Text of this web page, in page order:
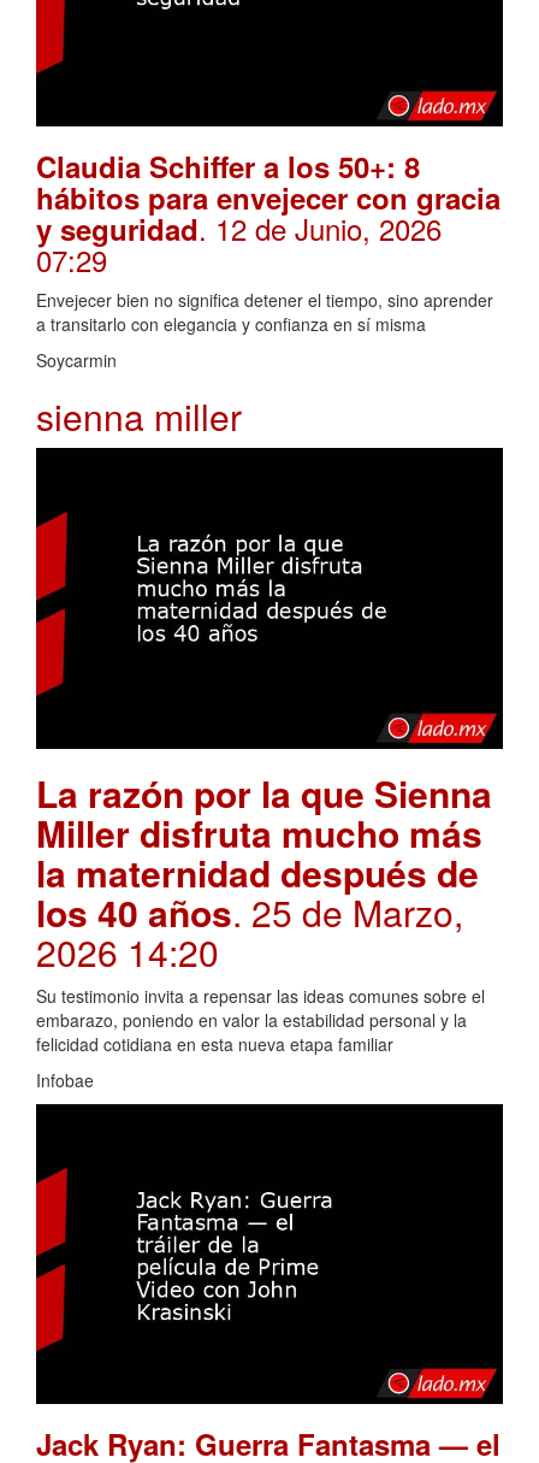
Claudia Schiffer a los 50+: 8
hábitos para envejecer con gracia
y seguridad. 12 de Junio, 2026
07:29
Envejecer bien no significa detener el tiempo, sino aprender
a transitarlo con elegancia y confianza en sí misma
Soycarmin
sienna miller
La razón por la que Sienna
Miller disfruta mucho más
la maternidad después de
los 40 años. 25 de Marzo,
2026 14:20
Su testimonio invita a repensar las ideas comunes sobre el
embarazo, poniendo en valor la estabilidad personal y la
felicidad cotidiana en esta nueva etapa familiar
Infobae
Jack Ryan: Guerra Fantasma — el